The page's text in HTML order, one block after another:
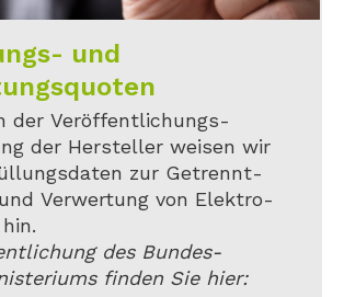
und
der Veröffentlichungs-
der Hersteller weisen wir
zur Getrennt-
Verwertung von Elektro-
des Bundes-
finden Sie hier: